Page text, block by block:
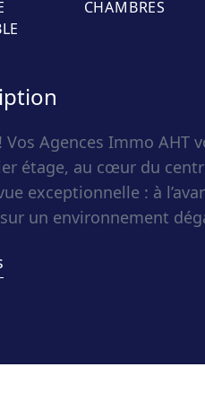
CHAMBRES
Vos Agences Immo
étage, au cœur du
exceptionnelle : à
sur un environnement